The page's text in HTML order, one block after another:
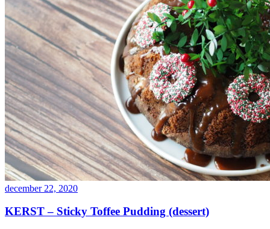
december 22, 2020
KERST – Sticky Toffee Pudding (dessert)